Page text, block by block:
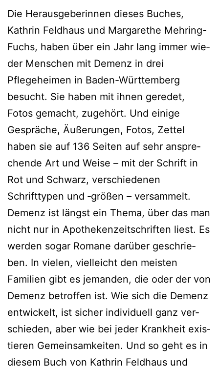
Die Herausgeberinnen die­ses Buches,
Kathrin Feldhaus und Margarethe Mehring-
Fuchs, haben über ein Jahr lang immer wie­
der Menschen mit Demenz in drei
Pflegeheimen in Baden-Württemberg
besucht. Sie haben mit ihnen gere­det,
Fotos gemacht, zuge­hört. Und eini­ge
Gespräche, Äußerungen, Fotos, Zettel
haben sie auf 136 Seiten auf sehr anspre­
chen­de Art und Weise – mit der Schrift in
Rot und Schwarz, ver­schie­de­nen
Schrifttypen und ‑grö­ßen – versammelt.
Demenz ist längst ein Thema, über das man
nicht nur in Apothekenzeitschriften liest. Es
wer­den sogar Romane dar­über geschrie­
ben. In vie­len, viel­leicht den meis­ten
Familien gibt es jeman­den, die oder der von
Demenz betrof­fen ist. Wie sich die Demenz
ent­wi­ckelt, ist sicher indi­vi­du­ell ganz ver­
schie­den, aber wie bei jeder Krankheit exis­
tie­ren Gemeinsamkeiten. Und so geht es in
die­sem Buch von Kathrin Feldhaus und